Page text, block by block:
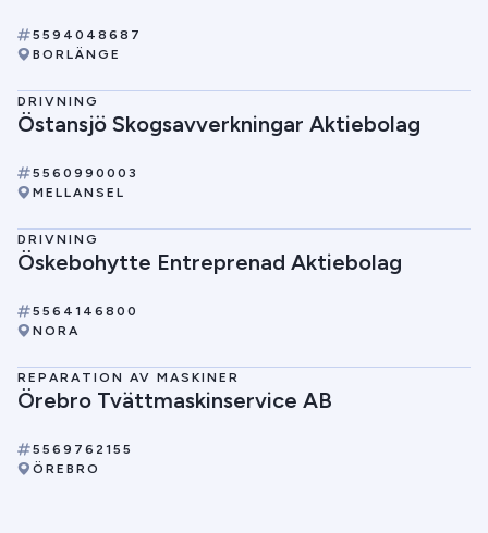
5594048687
BORLÄNGE
DRIVNING
Östansjö Skogsavverkningar Aktiebolag
5560990003
MELLANSEL
DRIVNING
Öskebohytte Entreprenad Aktiebolag
5564146800
NORA
REPARATION AV MASKINER
Örebro Tvättmaskinservice AB
5569762155
ÖREBRO